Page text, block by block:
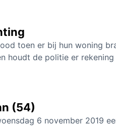
toen er bij hun woning
houdt de politie er
(54)
6 november 2019